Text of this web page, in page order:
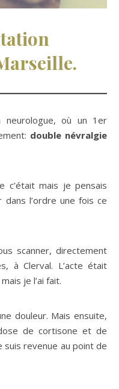
neurologue, où un 1er
double névralgie
c’était mais je pensais
l’ordre une fois ce
scanner, directement
à Clerval. L’acte était
je l’ai fait.
douleur. Mais ensuite,
de cortisone et de
suis revenue au point de